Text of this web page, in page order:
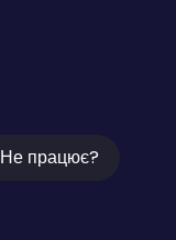
Не працює?